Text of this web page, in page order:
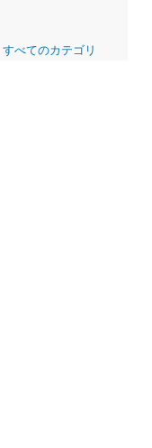
すべてのカテゴリ